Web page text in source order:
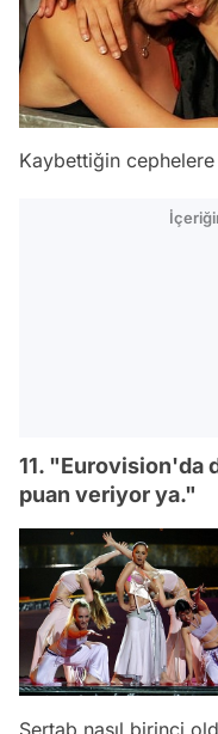
Kaybettiğin
11. "Eurovision'da
puan veriyor ya."
Sertab nasıl birinci